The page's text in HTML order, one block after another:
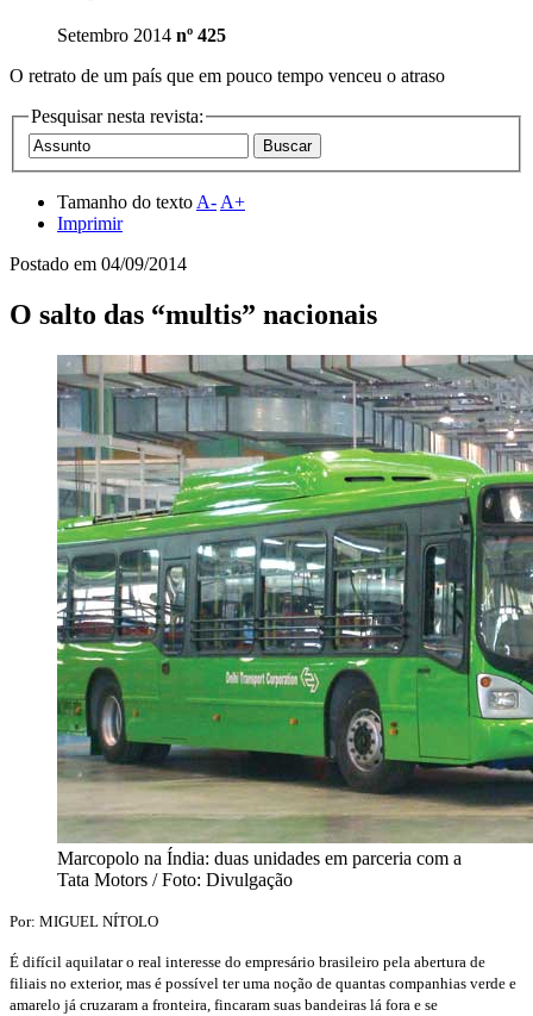
Setembro 2014 nº 425
O retrato de um país que em pouco tempo venceu o atraso
Pesquisar nesta revista:
Tamanho do texto A- A+
Imprimir
Postado em 04/09/2014
O salto das “multis” nacionais
Marcopolo na Índia: duas unidades em parceria com a
Tata Motors / Foto: Divulgação
Por: MIGUEL NÍTOLO
É difícil aquilatar o real interesse do empresário brasileiro pela abertura de
filiais no exterior, mas é possível ter uma noção de quantas companhias verde e
amarelo já cruzaram a fronteira, fincaram suas bandeiras lá fora e se